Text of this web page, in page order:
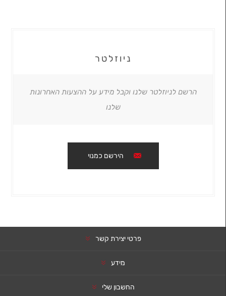
ניוזלטר
הרשם לניוזלטר שלנו וקבל מידע על ההצעות האחרונות
שלנו
הירשם כמנוי
פרטי יצירת קשר
מידע
החשבון שלי